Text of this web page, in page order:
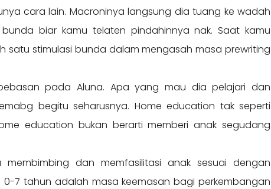
cara lain. Macroninya langsung dia tuang ke wadah
biar kamu telaten pindahinnya nak. Saat kamu
satu stimulasi bunda dalam mengasah masa prewriting
pada Aluna. Apa yang mau dia pelajari dan
begitu seharusnya. Home education tak seperti
education bukan berarti memberi anak segudang
dan memfasilitasi anak sesuai dengan
0-7 tahun adalah masa keemasan bagi perkembangan